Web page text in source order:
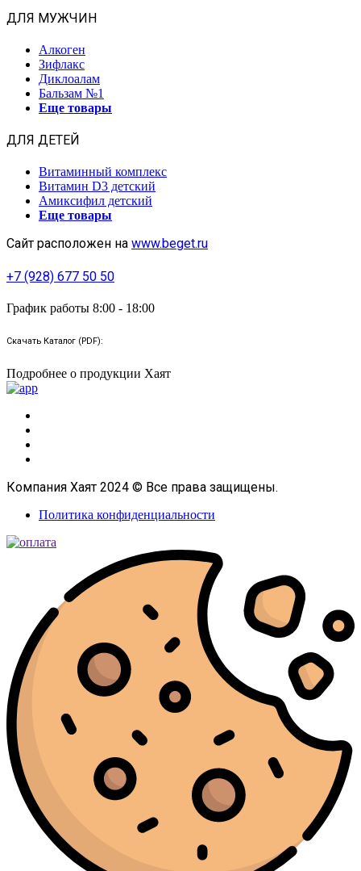
ДЛЯ МУЖЧИН
Алкоген
Зифлакс
Диклоалам
Бальзам №1
Еще товары
ДЛЯ ДЕТЕЙ
Витаминный комплекс
Витамин D3 детский
Амиксифил детский
Еще товары
Сайт расположен на www.beget.ru
+7 (928) 677 50 50
График работы 8:00 - 18:00
Скачать Каталог (PDF):
Подробнее о продукции Хаят
Компания Хаят 2024 © Все права защищены.
Политика конфиденциальности